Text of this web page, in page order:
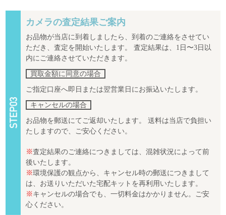
カメラの査定結果ご案内
お品物が当店に到着しましたら、到着のご連絡をさせてい
ただき、査定を開始いたします。 査定結果は、1日〜3日以
内にご連絡させていただきます。
買取金額に同意の場合
ご指定口座へ即日または翌営業日にお振込いたします。
キャンセルの場合
お品物を郵送にてご返却いたします。 送料は当店で負担い
たしますので、ご安心ください。
※査定結果のご連絡につきましては、混雑状況によって前
後いたします。
※環境保護の観点から、キャンセル時の郵送につきまして
は、お送りいただいた宅配キットを再利用いたします。
※キャンセルの場合でも、一切料金はかかりません。ご安
心ください。